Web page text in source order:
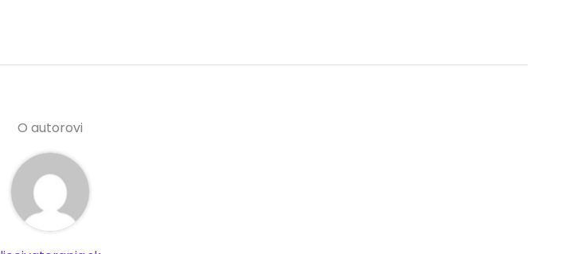
O autorovi